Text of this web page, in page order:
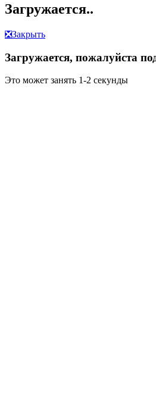
Загружается..
❎Закрыть
Загружается, пожалуйста
Это может занять 1-2 секунды